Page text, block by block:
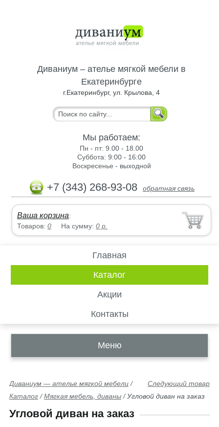
Диваниум – ателье мягкой мебели в
Екатеринбурге
г.Екатеринбург, ул. Крылова, 4
Мы работаем:
Пн - пт:9.00 - 18.00
Суббота:9:00 - 16:00
Воскресенье - выходной
+7 (343) 268-93-08 обратная связь
Ваша корзина:
Товаров:0 На сумму:0 р.
Главная
Каталог
Акции
Контакты
Меню
Следующий товар
Диваниум — ателье мягкой мебели /
Каталог /Мягкая мебель, диваны /Угловой диван на заказ
Угловой диван на заказ